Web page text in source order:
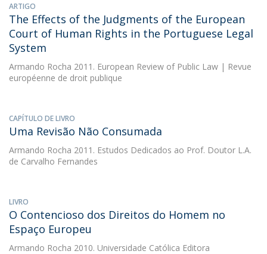
ARTIGO
The Effects of the Judgments of the European
Court of Human Rights in the Portuguese Legal
System
Armando Rocha 2011. European Review of Public Law | Revue
européenne de droit publique
CAPÍTULO DE LIVRO
Uma Revisão Não Consumada
Armando Rocha 2011. Estudos Dedicados ao Prof. Doutor L.A.
de Carvalho Fernandes
LIVRO
O Contencioso dos Direitos do Homem no
Espaço Europeu
Armando Rocha 2010. Universidade Católica Editora